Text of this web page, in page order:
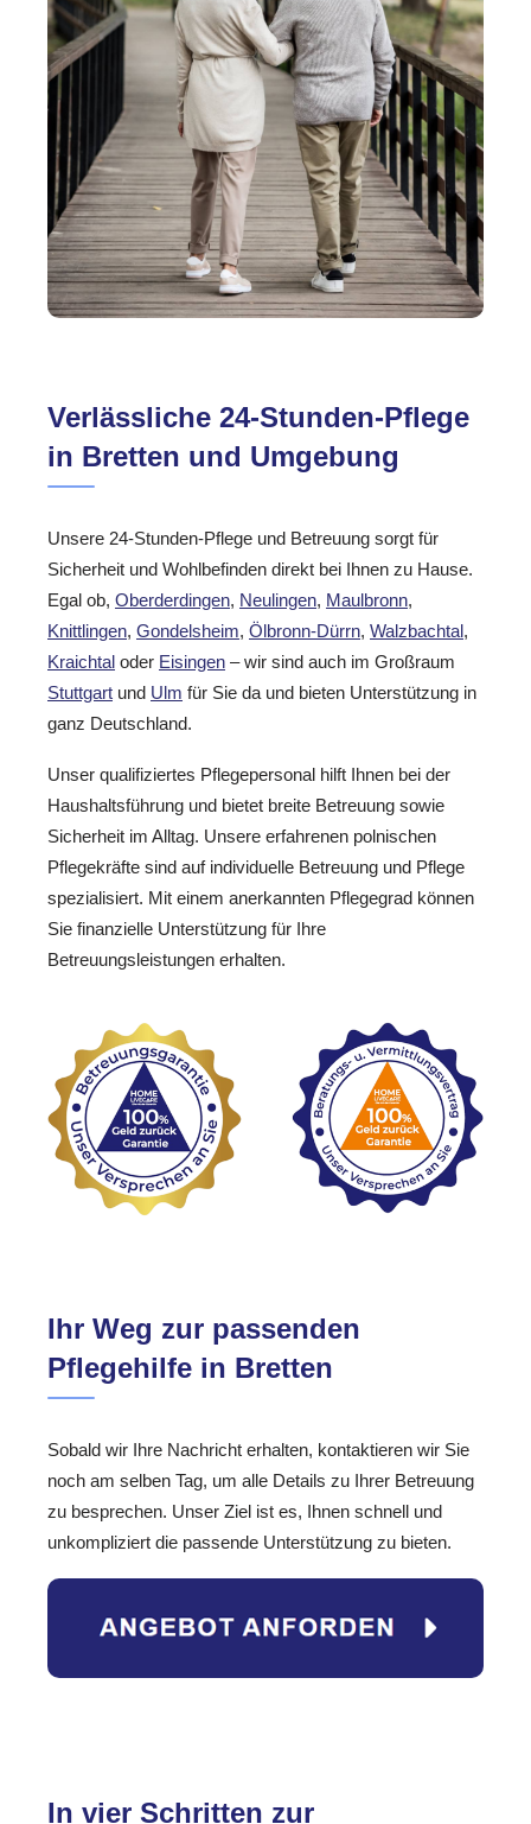
Verlässliche 24-Stunden-Pflege
in Bretten und Umgebung
Unsere 24-Stunden-Pflege und Betreuung sorgt für
Sicherheit und Wohlbefinden direkt bei Ihnen zu Hause.
Egal ob, Oberderdingen, Neulingen, Maulbronn,
Knittlingen, Gondelsheim, Ölbronn-Dürrn, Walzbachtal,
Kraichtal oder Eisingen – wir sind auch im Großraum
Stuttgart und Ulm für Sie da und bieten Unterstützung in
ganz Deutschland.
Unser qualifiziertes Pflegepersonal hilft Ihnen bei der
Haushaltsführung und bietet breite Betreuung sowie
Sicherheit im Alltag. Unsere erfahrenen polnischen
Pflegekräfte sind auf individuelle Betreuung und Pflege
spezialisiert. Mit einem anerkannten Pflegegrad können
Sie finanzielle Unterstützung für Ihre
Betreuungsleistungen erhalten.
Ihr Weg zur passenden
Pflegehilfe in Bretten
Sobald wir Ihre Nachricht erhalten, kontaktieren wir Sie
noch am selben Tag, um alle Details zu Ihrer Betreuung
zu besprechen. Unser Ziel ist es, Ihnen schnell und
unkompliziert die passende Unterstützung zu bieten.
In vier Schritten zur